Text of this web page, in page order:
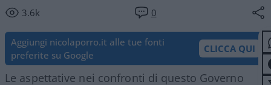
3.6k 0
Aggiungi nicolaporro.it alle tue fonti
preferite su Google
CLICCA QUI
Le aspettative nei confronti di questo Governo